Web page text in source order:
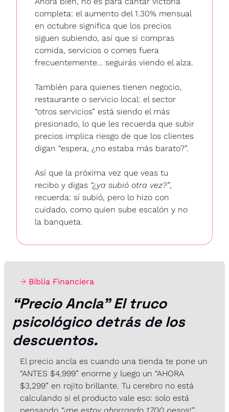
completa: el aumento del 1.30% mensual
en octubre significa que los precios
siguen subiendo, así que si compras
comida, servicios o comes fuera
frecuentemente… seguirás viendo el alza.
También para quienes tienen negocio,
restaurante o servicio local: el sector
“otros servicios” está siendo el más
presionado, lo que les recuerda que subir
precios implica riesgo de que los clientes
digan “espera, ¿no estaba más barato?”.
Así que la próxima vez que veas tu
recibo y digas “¿ya subió otra vez?”,
recuerda: sí subió, pero lo hizo con
cuidado, como quien sube escalón y no
la banqueta.
→ Biblia Financiera
“Precio Ancla” El truco
psicológico detrás de los
descuentos.
El precio ancla es cuando una tienda te pone un
“ANTES $4,999” enorme y luego un “AHORA
$3,299” en rojito brillante. Tu cerebro no está
calculando si el producto vale eso: solo está